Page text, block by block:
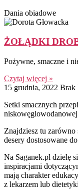
Dania obiadowe
ŻOŁĄDKI
Pożywne, smaczne i
Czytaj więcej »
15 grudnia, 2022 Brak
Setki smacznych
Znajdziesz tu
desery dostosowane
Na Saganek.pl dzielę
inspiracjami
mają charakter
z lekarzem lub